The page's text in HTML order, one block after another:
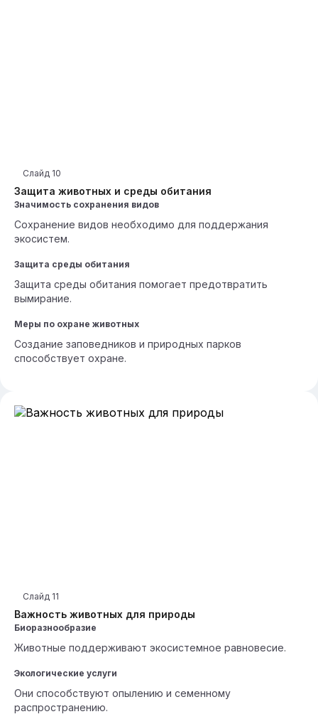
Защита животных и среды обитания
Слайд 10
Значимость сохранения видов
Сохранение видов необходимо для поддержания
экосистем.
Защита среды обитания
Защита среды обитания помогает предотвратить
вымирание.
Меры по охране животных
Создание заповедников и природных парков
способствует охране.
Важность животных для природы
Слайд 11
Биоразнообразие
Животные поддерживают экосистемное равновесие.
Экологические услуги
Они способствуют опылению и семенному
распространению.